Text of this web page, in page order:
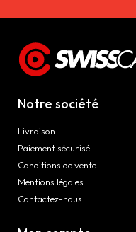
Notre société
Livraison
Paiement sécurisé
Conditions de vente
Mentions légales
Contactez-nous